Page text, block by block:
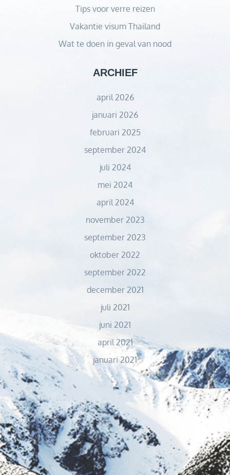
Tips voor verre reizen
Vakantie visum Thailand
Wat te doen in geval van nood
ARCHIEF
april 2026
januari 2026
februari 2025
september 2024
juli 2024
mei 2024
april 2024
november 2023
september 2023
oktober 2022
september 2022
december 2021
juli 2021
juni 2021
april 2021
januari 2021